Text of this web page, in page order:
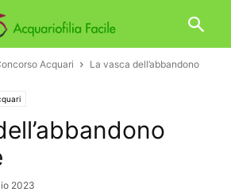
Acquari
La vasca dell’abbandono
2023